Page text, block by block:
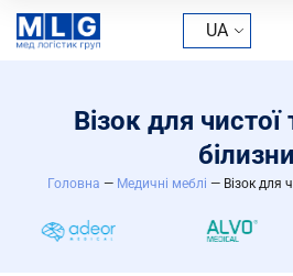
UA
Візок для чистої
білизни
Головна — Медичні меблі — Візок для